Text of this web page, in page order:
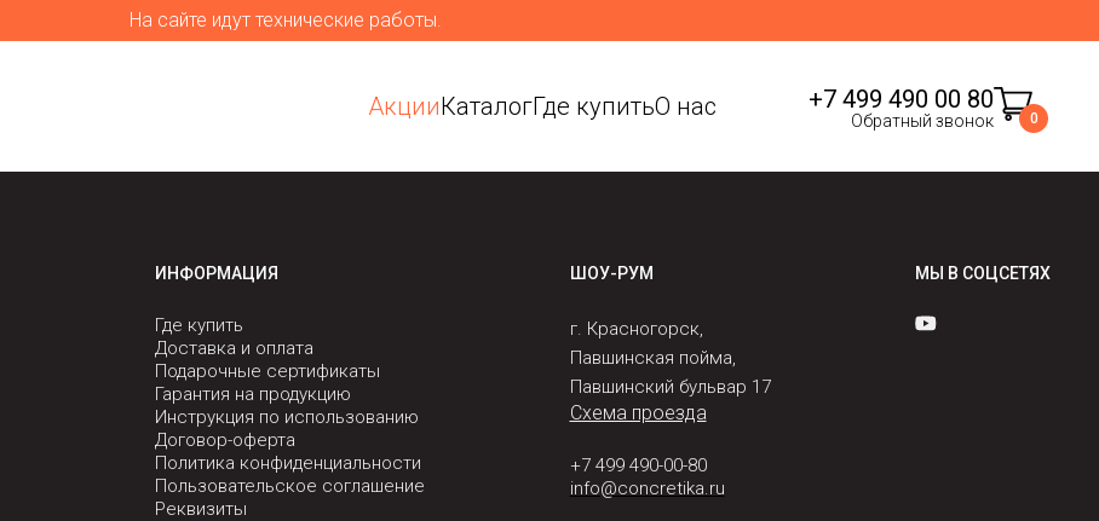
На сайте идут технические работы.
АкцииКаталогГде купитьО нас +7 499 490 00 80
Обратный звонок 0
ИНФОРМАЦИЯ
Где купить
Доставка и оплата
Подарочные сертификаты
Гарантия на продукцию
Инструкция по использованию
Договор-оферта
Политика конфиденциальности
Пользовательское соглашение
Реквизиты
ШОУ-РУМ
г. Красногорск,
Павшинская пойма,
Павшинский бульвар 17
Схема проезда
+7 499 490-00-80
info@concretika.ru
МЫ В СОЦСЕТЯХ